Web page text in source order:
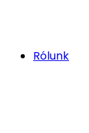
Rólunk